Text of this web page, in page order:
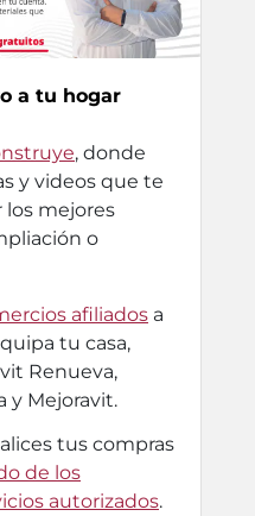
a tu hogar
, donde
y videos que te
los mejores
o
afiliados a
tu casa,
Renueva,
y Mejoravit.
tus compras
de los
autorizados.